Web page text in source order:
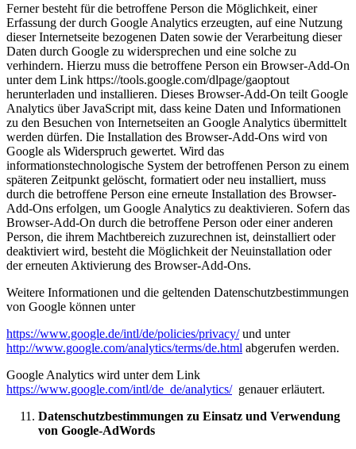
Ferner besteht für die betroffene Person die Möglichkeit, einer
Erfassung der durch Google Analytics erzeugten, auf eine Nutzung
dieser Internetseite bezogenen Daten sowie der Verarbeitung dieser
Daten durch Google zu widersprechen und eine solche zu
verhindern. Hierzu muss die betroffene Person ein Browser-Add-On
unter dem Link https://tools.google.com/dlpage/gaoptout
herunterladen und installieren. Dieses Browser-Add-On teilt Google
Analytics über JavaScript mit, dass keine Daten und Informationen
zu den Besuchen von Internetseiten an Google Analytics übermittelt
werden dürfen. Die Installation des Browser-Add-Ons wird von
Google als Widerspruch gewertet. Wird das
informationstechnologische System der betroffenen Person zu einem
späteren Zeitpunkt gelöscht, formatiert oder neu installiert, muss
durch die betroffene Person eine erneute Installation des Browser-
Add-Ons erfolgen, um Google Analytics zu deaktivieren. Sofern das
Browser-Add-On durch die betroffene Person oder einer anderen
Person, die ihrem Machtbereich zuzurechnen ist, deinstalliert oder
deaktiviert wird, besteht die Möglichkeit der Neuinstallation oder
der erneuten Aktivierung des Browser-Add-Ons.
Weitere Informationen und die geltenden Datenschutzbestimmungen
von Google können unter
https://www.google.de/intl/de/policies/privacy/und unter
http://www.google.com/analytics/terms/de.html abgerufen werden.
Google Analytics wird unter dem Link
https://www.google.com/intl/de_de/analytics/genauer erläutert.
Datenschutzbestimmungen zu Einsatz und Verwendung
von Google-AdWords